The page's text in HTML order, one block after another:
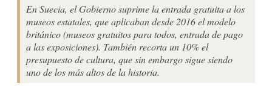
En Suecia, el Gobierno suprime la entrada gratuita a los
museos estatales, que aplicaban desde 2016 el modelo
británico (museos gratuitos para todos, entrada de pago
a las exposiciones). También recorta un 10% el
presupuesto de cultura, que sin embargo sigue siendo
uno de los más altos de la historia.